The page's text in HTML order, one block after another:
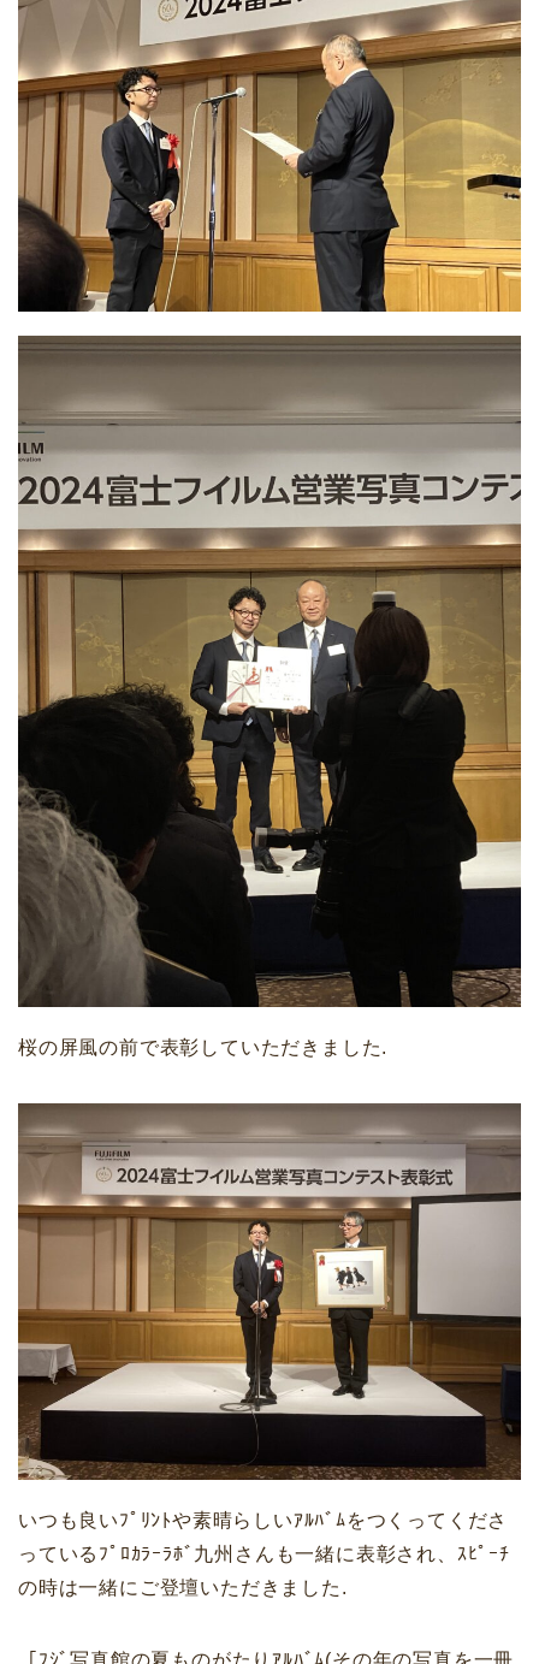
桜の屏風の前で表彰していただきました.
いつも良いﾌﾟﾘﾝﾄや素晴らしいｱﾙﾊﾞﾑをつくってくださ
っているﾌﾟﾛｶﾗｰﾗﾎﾞ九州さんも一緒に表彰され、ｽﾋﾟｰﾁ
の時は一緒にご登壇いただきました.
「ﾌｼﾞ写真館の夏ものがたりｱﾙﾊﾞﾑ(その年の写真を一冊